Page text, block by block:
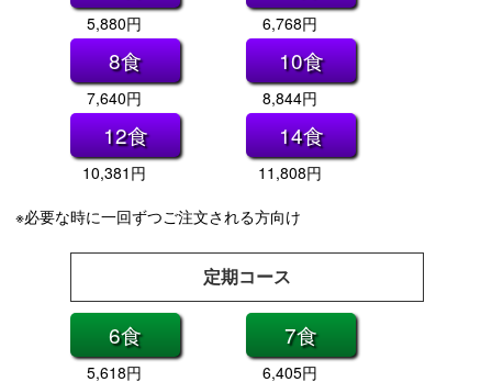
5,880円 6,768円
8食
7,640円
10食
8,844円
12食
10,381円
14食
11,808円
※必要な時に一回ずつご注文される方向け
定期コース
6食
5,618円
7食
6,405円